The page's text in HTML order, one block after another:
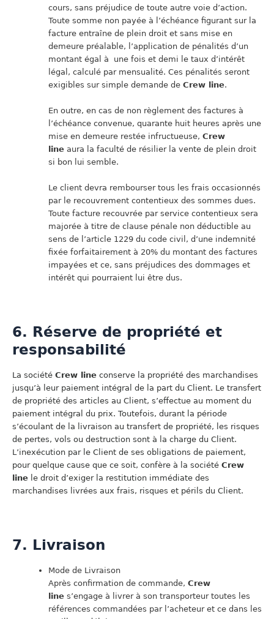
cours, sans préjudice de toute autre voie d’action.
Toute somme non payée à l’échéance figurant sur la
facture entraîne de plein droit et sans mise en
demeure préalable, l’application de pénalités d’un
montant égal à une fois et demi le taux d’intérêt
légal, calculé par mensualité. Ces pénalités seront
exigibles sur simple demande deCrew line.
En outre, en cas de non règlement des factures à
l’échéance convenue, quarante huit heures après une
mise en demeure restée infructueuse,Crew
line aura la faculté de résilier la vente de plein droit
si bon lui semble.
Le client devra rembourser tous les frais occasionnés
par le recouvrement contentieux des sommes dues.
Toute facture recouvrée par service contentieux sera
majorée à titre de clause pénale non déductible au
sens de l’article 1229 du code civil, d’une indemnité
fixée forfaitairement à 20% du montant des factures
impayées et ce, sans préjudices des dommages et
intérêt qui pourraient lui être dus.
6. Réserve de propriété et
responsabilité
La société Crew lineconserve la propriété des marchandises
jusqu’à leur paiement intégral de la part du Client. Le transfert
de propriété des articles au Client, s’effectue au moment du
paiement intégral du prix. Toutefois, durant la période
s’écoulant de la livraison au transfert de propriété, les risques
de pertes, vols ou destruction sont à la charge du Client.
L’inexécution par le Client de ses obligations de paiement,
pour quelque cause que ce soit, confère à la société Crew
linele droit d’exiger la restitution immédiate des
marchandises livrées aux frais, risques et périls du Client.
7. Livraison
Mode de Livraison
Après confirmation de commande,Crew
line s’engage à livrer à son transporteur toutes les
références commandées par l’acheteur et ce dans les